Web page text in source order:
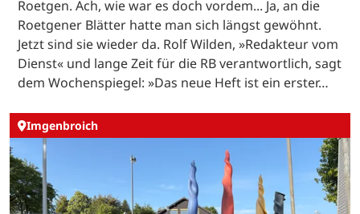
Roetgen. Ach, wie war es doch vordem... Ja, an die
Roetgener Blätter hatte man sich längst gewöhnt.
Jetzt sind sie wieder da. Rolf Wilden, »Redakteur vom
Dienst« und lange Zeit für die RB verantwortlich, sagt
dem Wochenspiegel: »Das neue Heft ist ein erster…
Imgenbroich